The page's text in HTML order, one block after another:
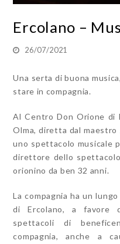
Ercolano –
26/07/2021
Una serta di buona
stare in compagnia.
Al Centro Don Orione di
Olma, diretta dal
uno spettacolo musicale
direttore dello
orionino da ben 32 anni.
La compagnia ha un
di Ercolano, a favore
spettacoli di
compagnia, anche a